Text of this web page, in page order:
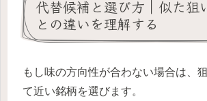
代替候補と選び方｜似た狙
との違いを理解する
もし味の方向性が合わない場合は、
て近い銘柄を選びます。